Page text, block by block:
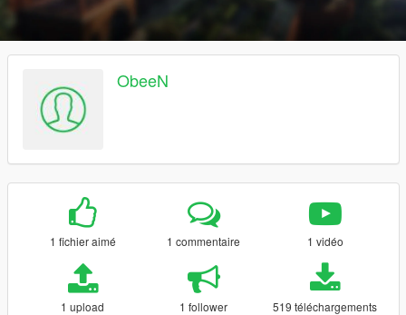
ObeeN
1 fichier aimé 1 commentaire 1 vidéo
1 upload 1 follower 519 téléchargements